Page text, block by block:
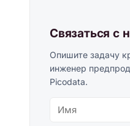
Связаться с
Опишите задачу
инженер
Picodata.